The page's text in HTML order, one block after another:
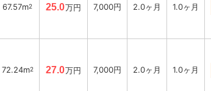
67.57m2 25.0万円 7,000円 2.0ヶ月 1.0ヶ月
72.24m2 27.0万円 7,000円 2.0ヶ月 1.0ヶ月